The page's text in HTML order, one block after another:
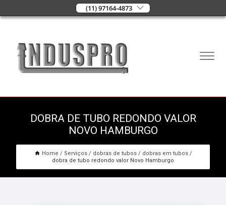
(11) 97164-4873
DOBRA DE TUBO REDONDO VALOR
NOVO HAMBURGO
Home Serviços dobras de tubos
dobras em tubos
dobra de tubo redondo valor Novo Hamburgo